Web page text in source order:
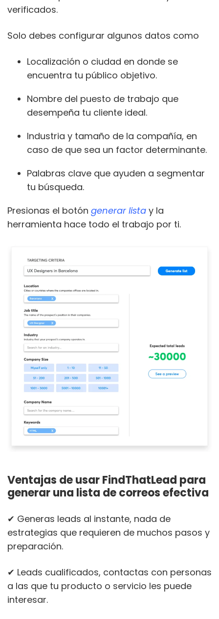
verificados.
Solo debes configurar algunos datos como
Localización o ciudad en donde se
encuentra tu público objetivo.
Nombre del puesto de trabajo que
desempeña tu cliente ideal.
Industria y tamaño de la compañía, en
caso de que sea un factor determinante.
Palabras clave que ayuden a segmentar
tu búsqueda.
Presionas el botón generar lista y la
herramienta hace todo el trabajo por ti.
Ventajas de usar FindThatLead para
generar una lista de correos efectiva
✔ Generas leads al instante, nada de
estrategias que requieren de muchos pasos y
preparación.
✔ Leads cualificados, contactas con personas
a las que tu producto o servicio les puede
interesar.